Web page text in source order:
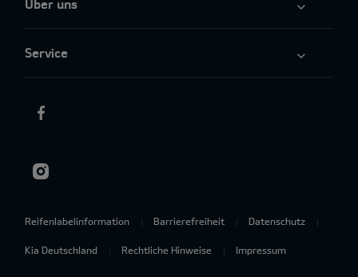
Über uns
Service
Reifenlabelinformation Barrierefreiheit Datenschutz
Kia Deutschland Rechtliche Hinweise Impressum